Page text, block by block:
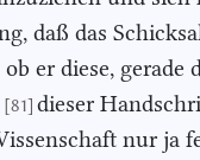
daß das
er diese, gerade
[81] dieser
nur ja